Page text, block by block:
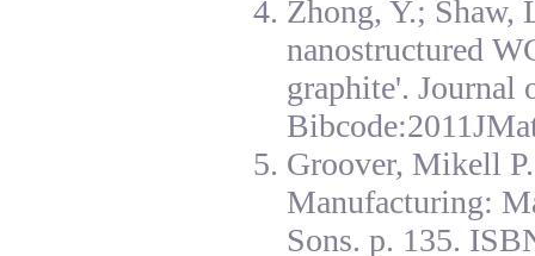
Zhong, Y.; Shaw,
nanostructured
graphite'. Journal
Groover, Mikell
Manufacturing:
Sons. p. 135.